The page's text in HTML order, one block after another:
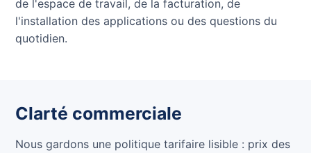
de l'espace de travail, de la facturation, de
l'installation des applications ou des questions du
quotidien.
Clarté commerciale
Nous gardons une politique tarifaire lisible : prix des